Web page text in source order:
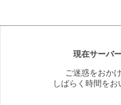
現在サーバ
ご迷惑をおか
しばらく時間を